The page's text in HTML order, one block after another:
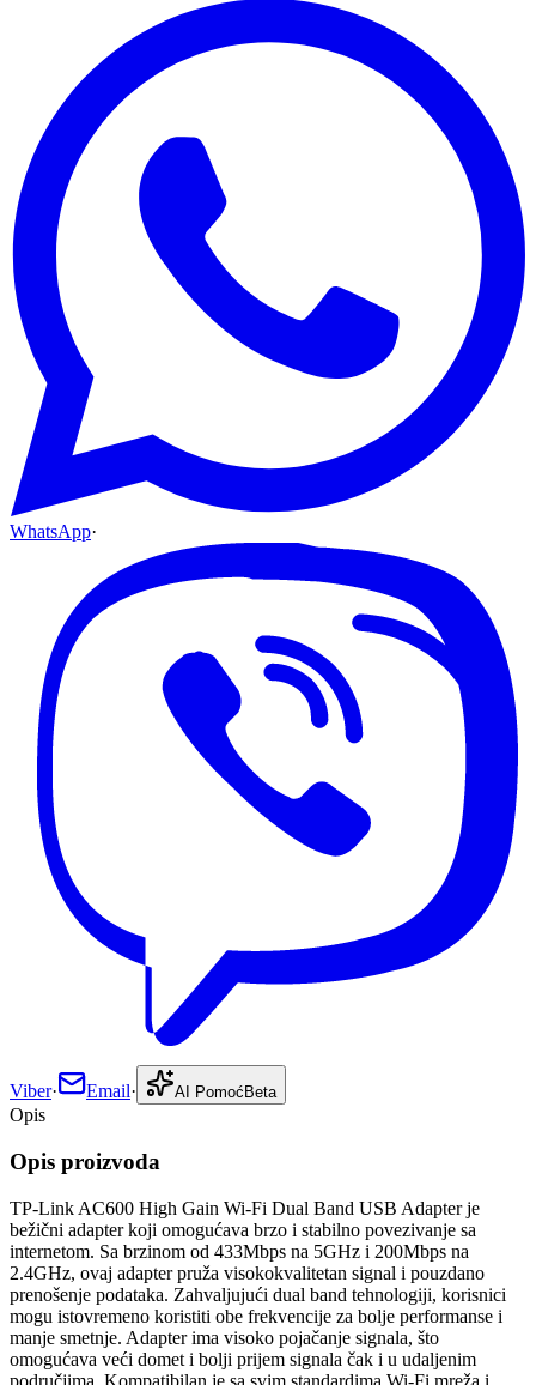
WhatsApp·
Viber· Email· AI Pomoć Beta
Opis
Opis proizvoda
TP-Link AC600 High Gain Wi-Fi Dual Band USB Adapter je
bežični adapter koji omogućava brzo i stabilno povezivanje sa
internetom. Sa brzinom od 433Mbps na 5GHz i 200Mbps na
2.4GHz, ovaj adapter pruža visokokvalitetan signal i pouzdano
prenošenje podataka. Zahvaljujući dual band tehnologiji, korisnici
mogu istovremeno koristiti obe frekvencije za bolje performanse i
manje smetnje. Adapter ima visoko pojačanje signala, što
omogućava veći domet i bolji prijem signala čak i u udaljenim
područjima. Kompatibilan je sa svim standardima Wi-Fi mreža i